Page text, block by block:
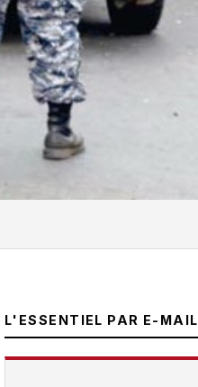
L'ESSENTIEL PAR E-MAIL